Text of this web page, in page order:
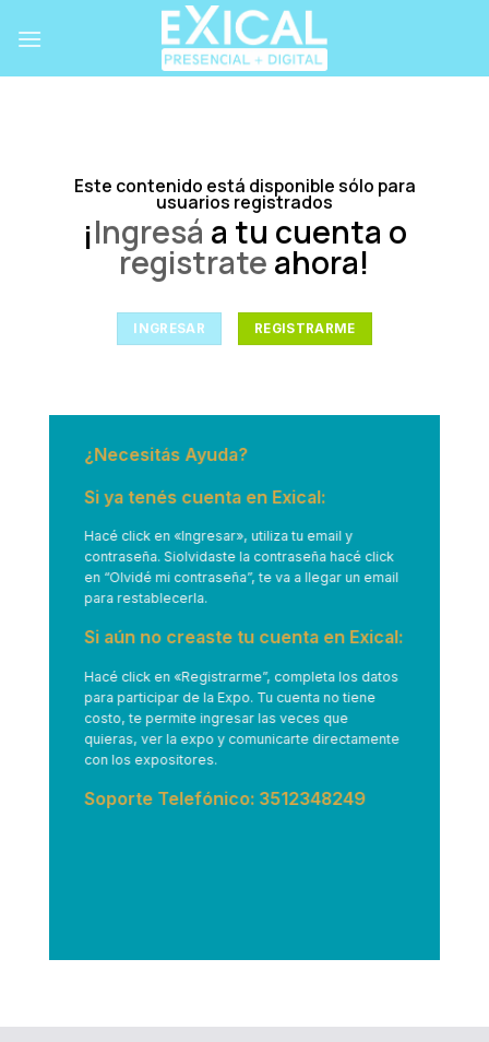
Este contenido está disponible sólo para
usuarios registrados
¡Ingresá a tu cuenta o
registrate ahora!
INGRESAR REGISTRARME
¿Necesitás Ayuda?
Si ya tenés cuenta en Exical:
Hacé click en «Ingresar», utiliza tu email y
contraseña. Siolvidaste la contraseña hacé click
en “Olvidé mi contraseña”, te va a llegar un email
para restablecerla.
Si aún no creaste tu cuenta en Exical:
Hacé click en «Registrarme”, completa los datos
para participar de la Expo. Tu cuenta no tiene
costo, te permite ingresar las veces que
quieras, ver la expo y comunicarte directamente
con los expositores.
Soporte Telefónico: 3512348249